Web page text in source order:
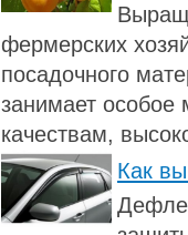
фермерских
посадочного
занимает особое
качествам,
Как